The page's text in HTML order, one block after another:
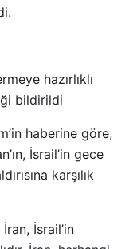
hazırlıklı
bildirildi
haberine göre,
İsrail’in gece
karşılık
İsrail’in